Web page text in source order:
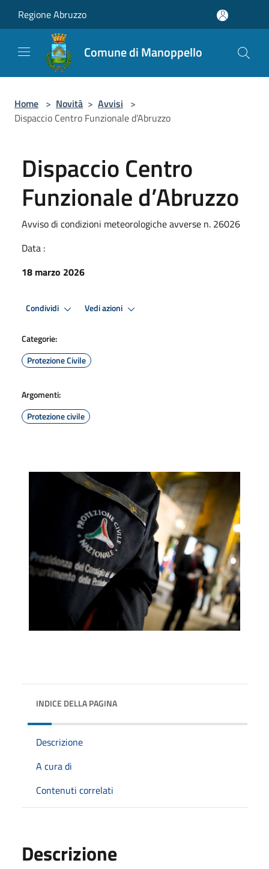
Regione Abruzzo
Comune di Manoppello
Home > Novità > Avvisi >
Dispaccio Centro Funzionale d’Abruzzo
Dispaccio Centro
Funzionale d’Abruzzo
Avviso di condizioni meteorologiche avverse n. 26026
Data :
18 marzo 2026
Condividi Vedi azioni
Categorie:
Protezione Civile
Argomenti:
Protezione civile
INDICE DELLA PAGINA
Descrizione
A cura di
Contenuti correlati
Descrizione